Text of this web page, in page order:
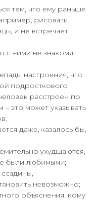
тем, что ему раньше
рисовать,
и не встречает
с ними не знакомят
настроения, что
подросткового
расстроен по
это может указывать
даже, казалось бы,
ухудшаются,
были любимыми;
невозможно;
объяснения, кому